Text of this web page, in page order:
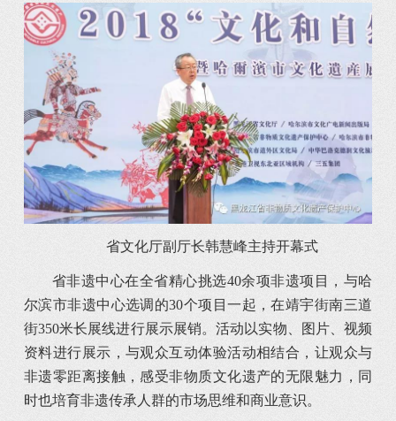
省文化厅副厅长韩慧峰主持开幕式
省非遗中心在全省精心挑选40余项非遗项目，与哈
尔滨市非遗中心选调的30个项目一起，在靖宇街南三道
街350米长展线进行展示展销。活动以实物、图片、视频
资料进行展示，与观众互动体验活动相结合，让观众与
非遗零距离接触，感受非物质文化遗产的无限魅力，同
时也培育非遗传承人群的市场思维和商业意识。